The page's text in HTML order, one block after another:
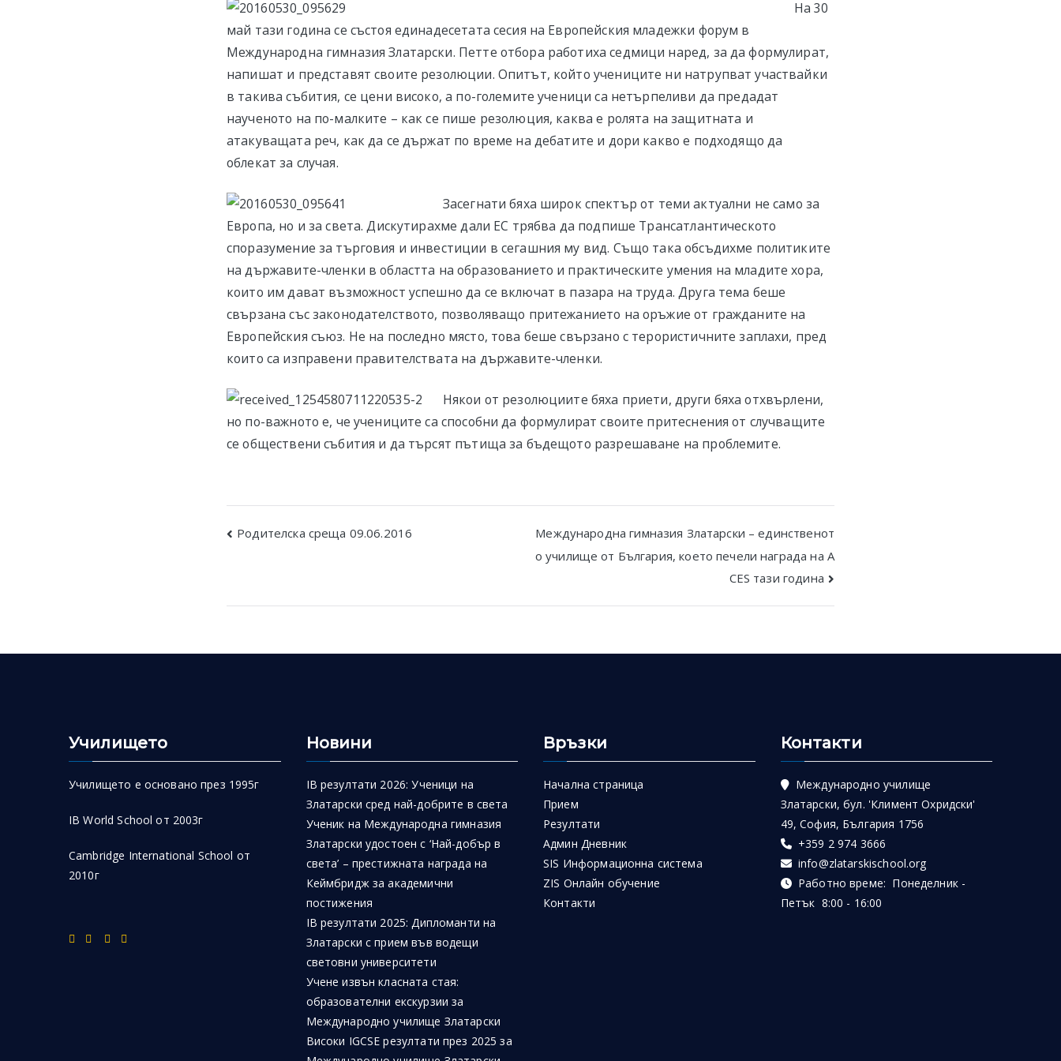
На 30
май тази година се състоя единадесетата сесия на Европейския младежки форум в
Международна гимназия Златарски. Петте отбора работиха седмици наред, за да формулират,
напишат и представят своите резолюции. Опитът, който учениците ни натрупват участвайки
в такива събития, се цени високо, а по-големите ученици са нетърпеливи да предадат
наученото на по-малките – как се пише резолюция, каква е ролята на защитната и
атакуващата реч, как да се държат по време на дебатите и дори какво е подходящо да
облекат за случая.
Засегнати бяха широк спектър от теми актуални не само за
Европа, но и за света. Дискутирахме дали ЕС трябва да подпише Трансатлантическото
споразумение за търговия и инвестиции в сегашния му вид. Също така обсъдихме политиките
на държавите-членки в областта на образованието и практическите умения на младите хора,
които им дават възможност успешно да се включат в пазара на труда. Друга тема беше
свързана със законодателството, позволяващо притежанието на оръжие от гражданите на
Европейския съюз. Не на последно място, това беше свързано с терористичните заплахи, пред
които са изправени правителствата на държавите-членки.
Някои от резолюциите бяха приети, други бяха отхвърлени,
но по-важното е, че учениците са способни да формулират своите притеснения от случващите
се обществени събития и да търсят пътища за бъдещото разрешаване на проблемите.
Post
Родителска среща 09.06.2016
Международна гимназия Златарски – единственот
о училище от България, което печели награда на A
CES тази година
Училището
Училището е основано през 1995г
IB World School от 2003г
Cambridge International School от
2010г
Новини
IB резултати 2026: Ученици на
Златарски сред най-добрите в света
Ученик на Международна гимназия
Златарски удостоен с ‘Най-добър в
света’ – престижната награда на
Кеймбридж за академични
постижения
IB резултати 2025: Дипломанти на
Златарски с прием във водещи
световни университети
Учене извън класната стая:
образователни екскурзии за
Международно училище Златарски
Високи IGCSE резултати през 2025 за
Връзки
Начална страница
Прием
Резултати
Админ Дневник
SIS Информационна система
ZIS Онлайн обучение
Контакти
Контакти
Международно училище
Златарски, бул. 'Климент Охридски'
49, София, България 1756
+359 2 974 3666
info@zlatarskischool.org
Работно време: Понеделник -
Петък 8:00 - 16:00